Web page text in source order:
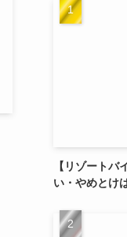
【リゾートバ
い・やめとけ